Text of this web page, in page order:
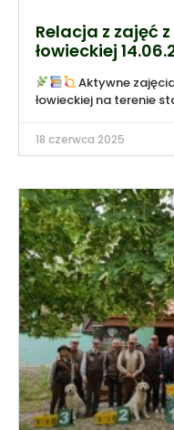
Relacja z zajęć
łowieckiej
Aktywne
łowieckiej na terenie
18 czerwca 2025